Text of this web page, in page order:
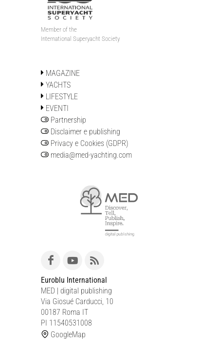
Member of the
International Superyacht Society
MAGAZINE
YACHTS
LIFESTYLE
EVENTI
Partnership
Disclaimer e publishing
Privacy e Cookies (GDPR)
media@med-yachting.com
Euroblu International
MED | digital publishing
Via Giosué Carducci, 10
00187 Roma IT
PI 11540531008
GoogleMap